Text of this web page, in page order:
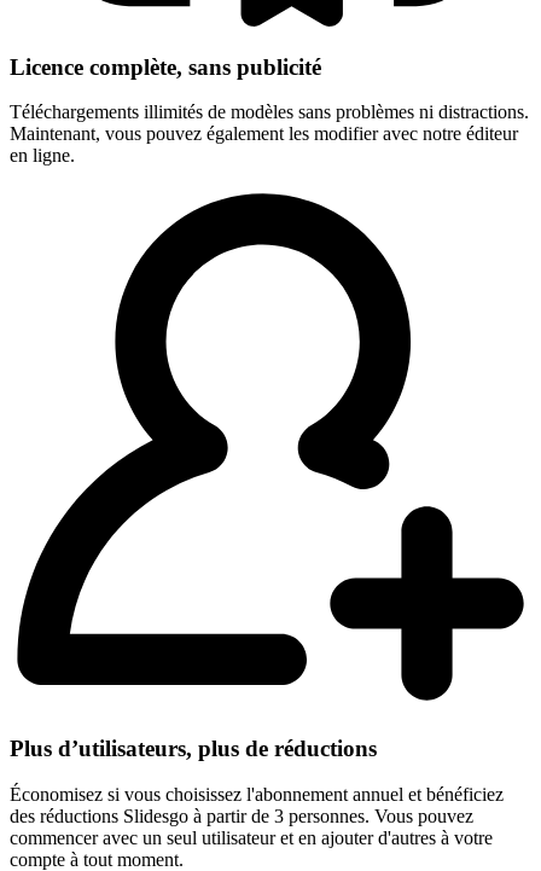
Licence complète, sans publicité
Téléchargements illimités de modèles sans problèmes ni distractions.
Maintenant, vous pouvez également les modifier avec notre éditeur
en ligne.
Plus d’utilisateurs, plus de réductions
Économisez si vous choisissez l'abonnement annuel et bénéficiez
des réductions Slidesgo à partir de 3 personnes. Vous pouvez
commencer avec un seul utilisateur et en ajouter d'autres à votre
compte à tout moment.